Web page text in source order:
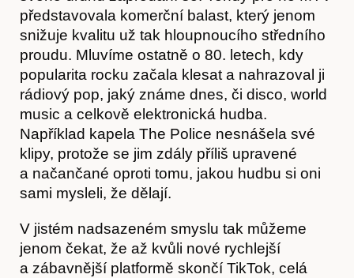
O nás
představovala komerční balast, který jenom
snižuje kvalitu už tak hloupnoucího středního
proudu. Mluvíme ostatně o 80. letech, kdy
popularita rocku začala klesat a nahrazoval ji
rádiový pop, jaký známe dnes, či disco, world
music a celkově elektronická hudba.
Například kapela The Police nesnášela své
klipy, protože se jim zdály příliš upravené
a načančané oproti tomu, jakou hudbu si oni
sami mysleli, že dělají.
V jistém nadsazeném smyslu tak můžeme
jenom čekat, že až kvůli nové rychlejší
a zábavnější platformě skončí TikTok, celá